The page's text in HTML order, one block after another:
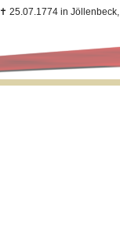
✝ 25.07.1774 in Jöllenbeck,